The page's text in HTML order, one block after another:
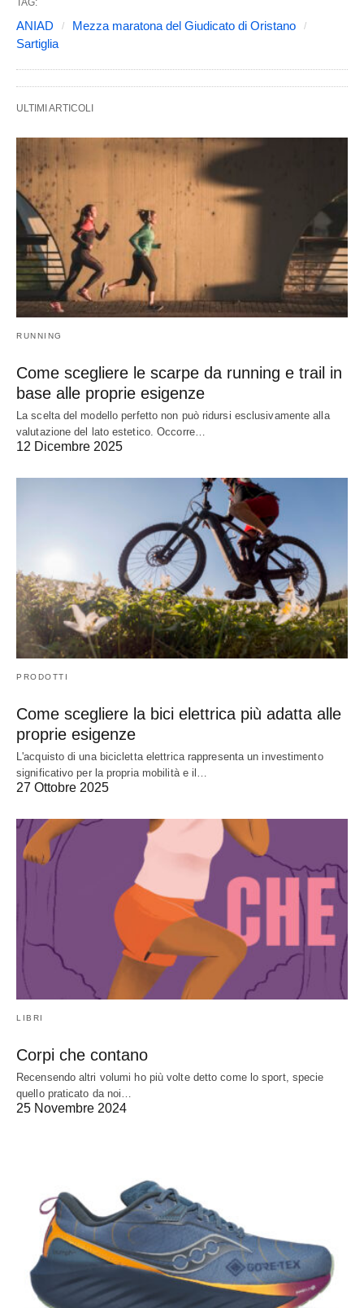
ANIAD
Mezza maratona del Giudicato di Oristano
Sartiglia
ULTIMI ARTICOLI
RUNNING
Come scegliere le scarpe da running e trail in
base alle proprie esigenze
La scelta del modello perfetto non può ridursi esclusivamente alla
valutazione del lato estetico. Occorre…
12 Dicembre 2025
PRODOTTI
Come scegliere la bici elettrica più adatta alle
proprie esigenze
L'acquisto di una bicicletta elettrica rappresenta un investimento
significativo per la propria mobilità e il…
27 Ottobre 2025
LIBRI
Corpi che contano
Recensendo altri volumi ho più volte detto come lo sport, specie
quello praticato da noi…
25 Novembre 2024